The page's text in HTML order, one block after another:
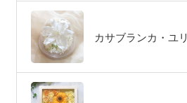
カサブランカ・ユリ